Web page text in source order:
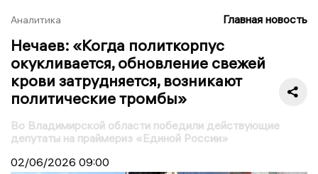
Аналитика Главная новость
Нечаев: «Когда политкорпус
окукливается, обновление свежей
крови затрудняется, возникают
политические тромбы»
Во Владимирской области победили действующие
депутаты на праймериз «Единой России»
02/06/2026 09:00